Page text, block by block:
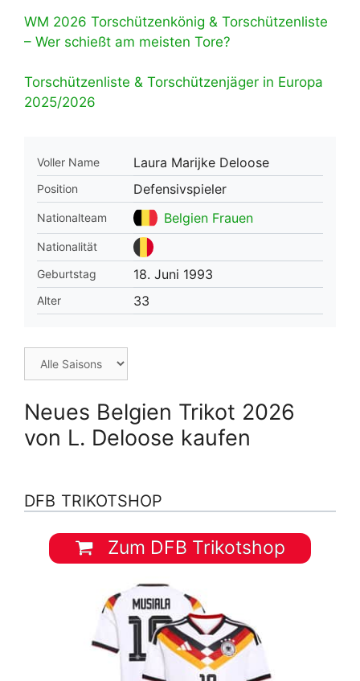
WM 2026 Torschützenkönig & Torschützenliste
– Wer schießt am meisten Tore?
Torschützenliste & Torschützenjäger in Europa
2025/2026
Voller Name Laura Marijke Deloose
Position Defensivspieler
Nationalteam Belgien Frauen
Nationalität
Geburtstag
18. Juni 1993
Alter 33
Neues Belgien Trikot 2026
von L. Deloose kaufen
DFB TRIKOTSHOP
Zum DFB Trikotshop